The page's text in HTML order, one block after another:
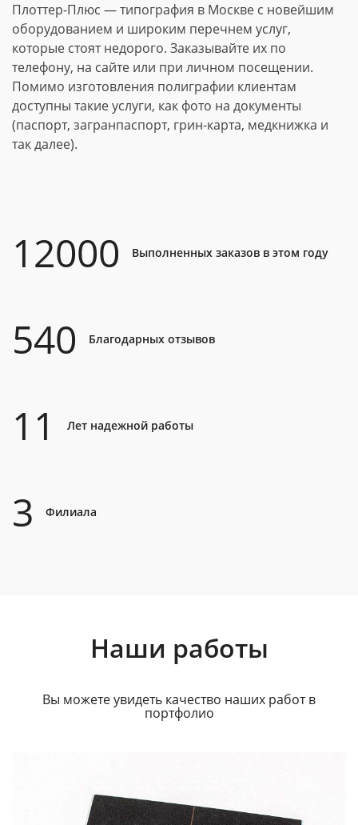
Плоттер-Плюс — типография в Москве с новейшим
оборудованием и широким перечнем услуг,
которые стоят недорого. Заказывайте их по
телефону, на сайте или при личном посещении.
Помимо изготовления полиграфии клиентам
доступны такие услуги, как фото на документы
(паспорт, загранпаспорт, грин-карта, медкнижка и
так далее).
12000 Выполненных заказов в этом году
540 Благодарных отзывов
11 Лет надежной работы
3 Филиала
Наши работы
Вы можете увидеть качество наших работ в
портфолио